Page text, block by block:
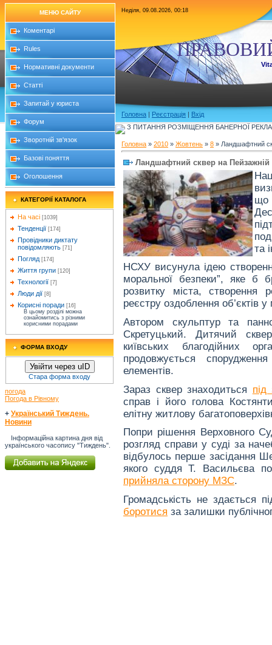
МЕНЮ САЙТУ
Коментарі
Rules
Нормативні документи
Статті
Запитай у юриста
Форум
Зворотній зв'язок
Базові поняття
Оголошення
КАТЕГОРІЇ КАТАЛОГА
На часі [1039]
Тенденції [174]
Провідники диктату
повідомляють [71]
Погляд [174]
Життя групи [120]
Технології [7]
Люди дії [8]
Корисні поради [16]
В цьому розділі можна
ознайомитись з різними
корисними порадами
ФОРМА ВХОДУ
Увійти через uID
Стара форма входу
погода
Погода в Рівному
+ Український Тиждень.
Новини
Інформаційна картина дня від
українського часопису "Тиждень".
Неділя, 09.08.2026, 00:18
Головна | Реєстрація | Вхід
З ПИТАННЯ РОЗМІЩЕННЯ БАНЕРНОЇ
Головна » 2010 » Жовтень » 8 » Ландшафтний
Ландшафтний сквер на
що
та
НСХУ висунула ідею
моральної безпеки”, яке б
розвитку міста, створення
реєстру оздоблення об’єктів
Автором скульптур та
Скретуцький. Дитячий
київських благодійних
продовжується
елементів.
Зараз сквер знаходиться
справ і його голова
елітну житлову
Попри рішення Верховного
розгляд справи у суді за
відбулось перше засідання
якого суддя Т. Васильєва
прийняла сторону МЗС.
Громадськість не здається
боротися за залишки